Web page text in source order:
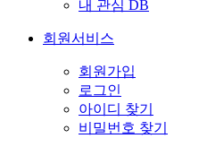
내 관심 DB
회원서비스
회원가입
로그인
아이디 찾기
비밀번호 찾기